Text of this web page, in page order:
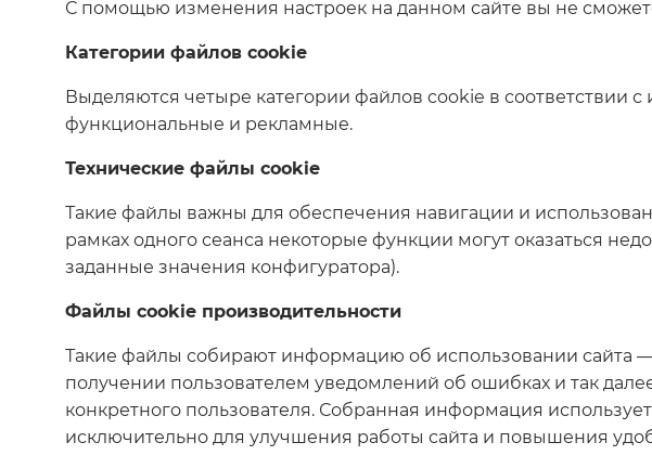
С помощью изменения настроек на данном сайте вы не
Категории файлов cookie
Выделяются четыре категории файлов cookie в соответствии
функциональные и рекламные.
Технические файлы cookie
Такие файлы важны для обеспечения навигации и
рамках одного сеанса некоторые функции могут оказаться
заданные значения конфигуратора).
Файлы cookie производительности
Такие файлы собирают информацию об использовании сайта
получении пользователем уведомлений об ошибках и так
конкретного пользователя. Собранная информация
исключительно для улучшения работы сайта и повышения